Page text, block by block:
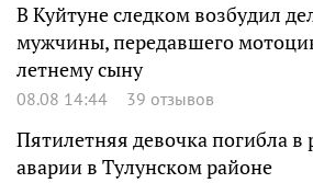
В Куйтуне следком возбудил
мужчины, передавшего
летнему сыну
08.08 14:44 39 отзывов
Пятилетняя девочка погибла в
аварии в Тулунском районе